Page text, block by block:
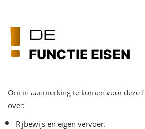
DE
FUNCTIE EISEN
Om in aanmerking te komen voor deze
over:
Rijbewijs en eigen vervoer.